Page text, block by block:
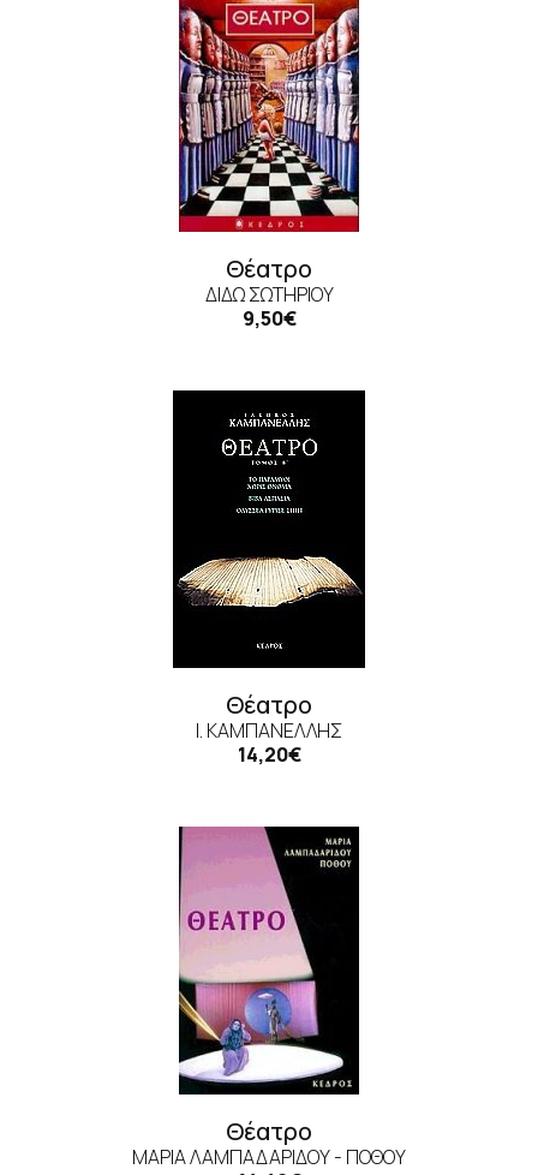
Θέατρο
ΔΙΔΏ ΣΩΤΗΡΊΟΥ
9,50€
Θέατρο
Ι. ΚΑΜΠΑΝΈΛΛΗΣ
14,20€
Θέατρο
ΜΑΡΊΑ ΛΑΜΠΑΔΑΡΊΔΟΥ - ΠΌΘΟΥ